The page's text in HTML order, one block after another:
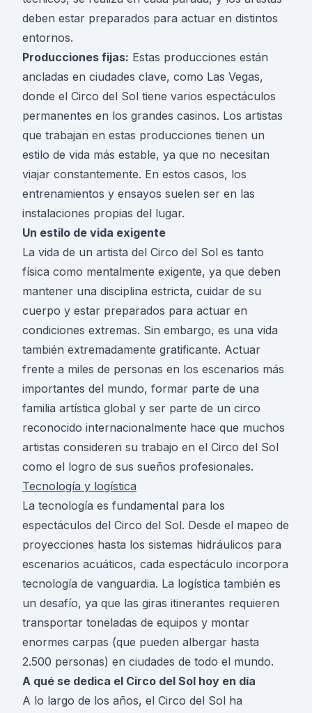
deben estar preparados para actuar en distintos
entornos.
Producciones fijas: Estas producciones están
ancladas en ciudades clave, como Las Vegas,
donde el Circo del Sol tiene varios espectáculos
permanentes en los grandes casinos. Los artistas
que trabajan en estas producciones tienen un
estilo de vida más estable, ya que no necesitan
viajar constantemente. En estos casos, los
entrenamientos y ensayos suelen ser en las
instalaciones propias del lugar.
Un estilo de vida exigente
La vida de un artista del Circo del Sol es tanto
física como mentalmente exigente, ya que deben
mantener una disciplina estricta, cuidar de su
cuerpo y estar preparados para actuar en
condiciones extremas. Sin embargo, es una vida
también extremadamente gratificante. Actuar
frente a miles de personas en los escenarios más
importantes del mundo, formar parte de una
familia artística global y ser parte de un circo
reconocido internacionalmente hace que muchos
artistas consideren su trabajo en el Circo del Sol
como el logro de sus sueños profesionales.
Tecnología y logística
La tecnología es fundamental para los
espectáculos del Circo del Sol. Desde el mapeo de
proyecciones hasta los sistemas hidráulicos para
escenarios acuáticos, cada espectáculo incorpora
tecnología de vanguardia. La logística también es
un desafío, ya que las giras itinerantes requieren
transportar toneladas de equipos y montar
enormes carpas (que pueden albergar hasta
2.500 personas) en ciudades de todo el mundo.
A qué se dedica el Circo del Sol hoy en día
A lo largo de los años, el Circo del Sol ha